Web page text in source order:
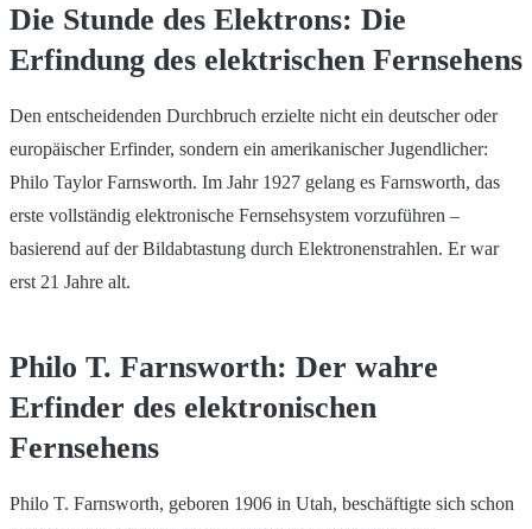
Die Stunde des Elektrons: Die
Erfindung des elektrischen Fernsehens
Den entscheidenden Durchbruch erzielte nicht ein deutscher oder
europäischer Erfinder, sondern ein amerikanischer Jugendlicher:
Philo Taylor Farnsworth. Im Jahr 1927 gelang es Farnsworth, das
erste vollständig elektronische Fernsehsystem vorzuführen –
basierend auf der Bildabtastung durch Elektronenstrahlen. Er war
erst 21 Jahre alt.
Philo T. Farnsworth: Der wahre
Erfinder des elektronischen
Fernsehens
Philo T. Farnsworth, geboren 1906 in Utah, beschäftigte sich schon